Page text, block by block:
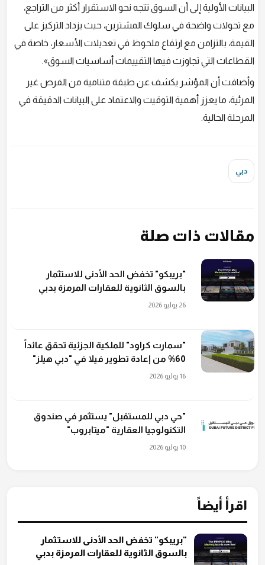
البيانات الأولية إلى أن السوق تتجه نحو الاستقرار أكثر من التراجع،
مع تحولات واضحة في سلوك المشترين، حيث يزداد التركيز على
القيمة، بالتزامن مع ارتفاع ملحوظ في تعديلات الأسعار، خاصة في
القطاعات التي تجاوزت فيها التقييمات أساسيات السوق».
وأضافت أن المؤشر يكشف عن طبقة متنامية من الفرص غير
المرئية، ما يعزز أهمية التوقيت والاعتماد على البيانات الدقيقة في
المرحلة الحالية.
دبي
مقالات ذات صلة
"بريبكو" تخفض الحد الأدنى للاستثمار
بالسوق الثانوية للعقارات المرمزة بدبي
26 يوليو 2026
"سمارت كراود" للملكية الجزئية تحقق عائداً
60% من إعادة تطوير فيلا في "دبي هيلز"
16 يوليو 2026
"حي دبي للمستقبل" يستثمر في صندوق
التكنولوجيا العقارية "ميتابروب"
10 يوليو 2026
اقرأ أيضاً
"بريبكو" تخفض الحد الأدنى للاستثمار
بالسوق الثانوية للعقارات المرمزة بدبي